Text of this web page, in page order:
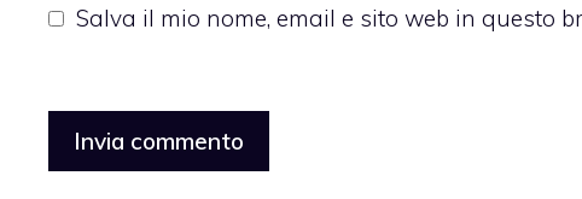
Salva il mio nome, email e sito web in questo